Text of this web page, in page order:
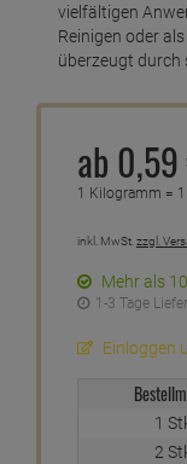
vielfältigen
Reinigen oder
überzeugt durch
ab 0,59
1 Kilogramm =
inkl. MwSt. zzgl.
Mehr als
1-3 Tage
Einloggen
1
2